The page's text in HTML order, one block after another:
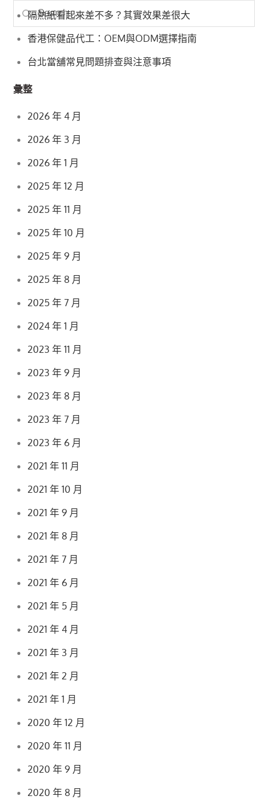
Search
Search
隔熱紙看起來差不多？其實效果差很大
香港保健品代工：OEM與ODM選擇指南
台北當舖常見問題排查與注意事項
彙整
2026 年 4 月
2026 年 3 月
2026 年 1 月
2025 年 12 月
2025 年 11 月
2025 年 10 月
2025 年 9 月
2025 年 8 月
2025 年 7 月
2024 年 1 月
2023 年 11 月
2023 年 9 月
2023 年 8 月
2023 年 7 月
2023 年 6 月
2021 年 11 月
2021 年 10 月
2021 年 9 月
2021 年 8 月
2021 年 7 月
2021 年 6 月
2021 年 5 月
2021 年 4 月
2021 年 3 月
2021 年 2 月
2021 年 1 月
2020 年 12 月
2020 年 11 月
2020 年 9 月
2020 年 8 月